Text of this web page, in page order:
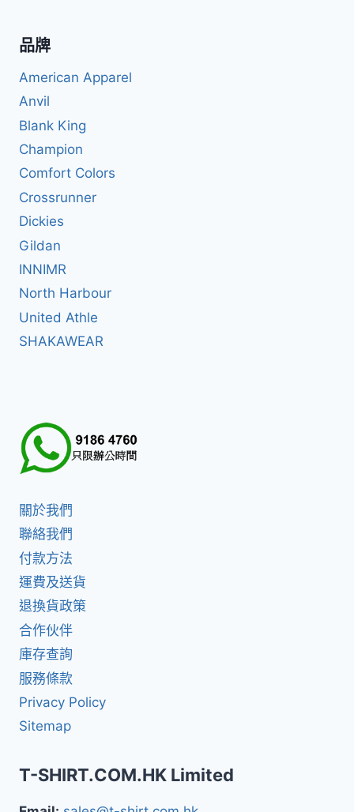
品牌
American Apparel
Anvil
Blank King
Champion
Comfort Colors
Crossrunner
Dickies
Gildan
INNIMR
North Harbour
United Athle
SHAKAWEAR
關於我們
聯絡我們
付款方法
運費及送貨
退換貨政策
合作伙伴
庫存查詢
服務條款
Privacy Policy
Sitemap
T-SHIRT.COM.HK Limited